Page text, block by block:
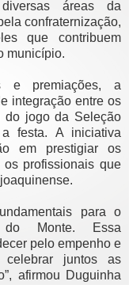
áreas da
confraternização,
que contribuem
município.
e premiações, a
integração entre os
do jogo da Seleção
festa. A iniciativa
em prestigiar os
profissionais que
para o
Monte. Essa
pelo empenho e
juntos as
afirmou Duguinha